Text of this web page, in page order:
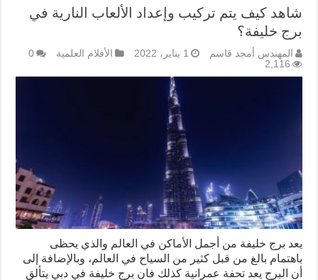
شاهد كيف يتم تركيب وإعداد الألعاب النارية في
برج خليفة؟
المهندس أمجد قاسم 1 يناير، 2022 الأفلام العلمية
0
2,116
يعد برج خليفة من أجمل الأماكن في العالم والذي يحظى
باهتمام بالغ من قبل كثير من السياح في العالم، وبالإضافة إلى
أن البرج يعد تحفة عمرانية كذلك فان برج خليفة في دبي يتألق